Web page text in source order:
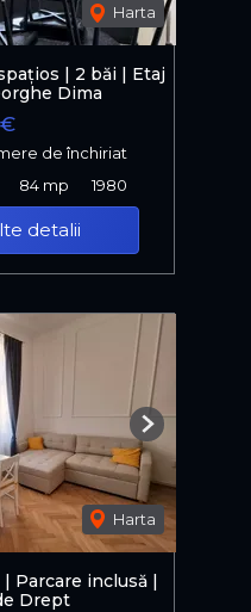
Harta
| 2 băi | Etaj
Dima
de închiriat
84 mp 1980
detalii
Harta
Next
Parcare inclusă |
Drept